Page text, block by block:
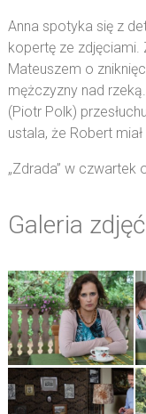
Anna spotyka się z
kopertę ze
Mateuszem o
mężczyzny nad
(Piotr Polk)
ustala, że Robert
„Zdrada” w czwartek
Galeria zdjęć